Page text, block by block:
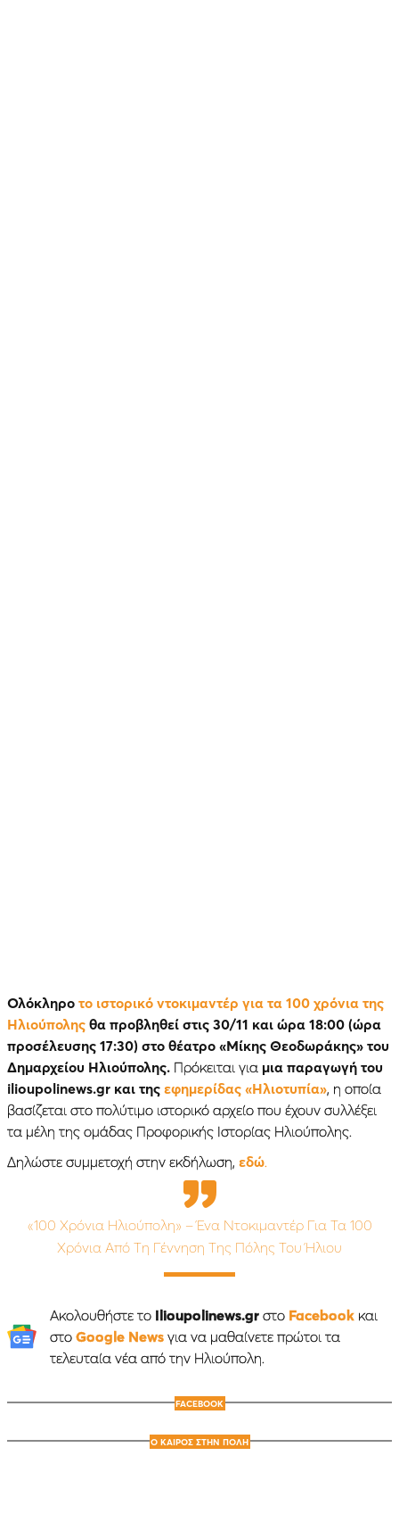
Ολόκληρο το ιστορικό ντοκιμαντέρ για τα 100 χρόνια της
Ηλιούπολης θα προβληθεί στις 30/11 και ώρα 18:00 (ώρα
προσέλευσης 17:30) στο θέατρο «Μίκης Θεοδωράκης» του
Δημαρχείου Ηλιούπολης. Πρόκειται για μια παραγωγή του
ilioupolinews.gr και της εφημερίδας «Ηλιοτυπία», η οποία
βασίζεται στο πολύτιμο ιστορικό αρχείο που έχουν συλλέξει
τα μέλη της ομάδας Προφορικής Ιστορίας Ηλιούπολης.
Δηλώστε συμμετοχή στην εκδήλωση, εδώ.
«100 Χρόνια Ηλιούπολη» – Ένα Ντοκιμαντέρ Για Τα 100
Χρόνια Από Τη Γέννηση Της Πόλης Του Ήλιου
Ακολουθήστε το Ilioupolinews.grστο Facebookκαι
στο Google Newsγια να μαθαίνετε πρώτοι τα
τελευταία νέα από την Ηλιούπολη.
FACEBOOK
Ο ΚΑΙΡΟΣ ΣΤΗΝ ΠΟΛΗ